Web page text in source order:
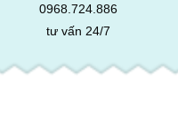
0968.724.886
tư vấn 24/7